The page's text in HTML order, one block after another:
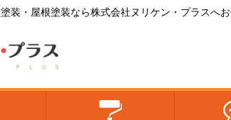
装・屋根塗装なら株式会社ヌリケン・プラスへお